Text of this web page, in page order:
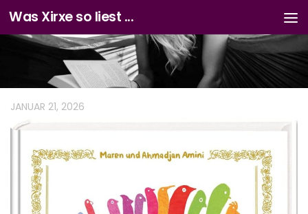
Zum Inhalt springen
Was Xirxe so liest ...
JANUAR 21, 2026